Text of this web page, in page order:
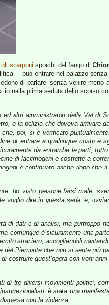
scarponi sporchi del fango di
– può entrare nel palazzo senza
di parlare, senza venire meno
nella prima seduta dello scorso
ed altri amministratori della Val di
e la polizia che doveva arrivare
poi, si è verificato
di entrare a qualunque costo e
da entrambe le parti,
di lacrimogeni e costrette a
è continuato anche dopo che
ho visto persone farsi male,
voglio dire in questa sede, e,
di dati e di analisi, ma purtroppo
comunque è sicuramente una
straniero, accogliendoli
del Piemonte che non si sente più
costruire quest’opera con
di tre diversi movimenti politici,
è stata una
con la violenza.